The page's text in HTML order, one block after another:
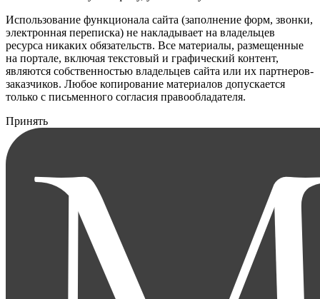
Использование функционала сайта (заполнение форм, звонки,
электронная переписка) не накладывает на владельцев
ресурса никаких обязательств. Все материалы, размещенные
на портале, включая текстовый и графический контент,
являются собственностью владельцев сайта или их партнеров-
заказчиков. Любое копирование материалов допускается
только с письменного согласия правообладателя.
Принять